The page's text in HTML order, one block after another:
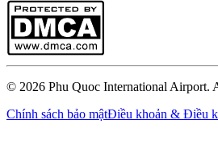
© 2026 Phu Quoc International Airport.
Chính sách bảo mậtĐiều khoản & Điều